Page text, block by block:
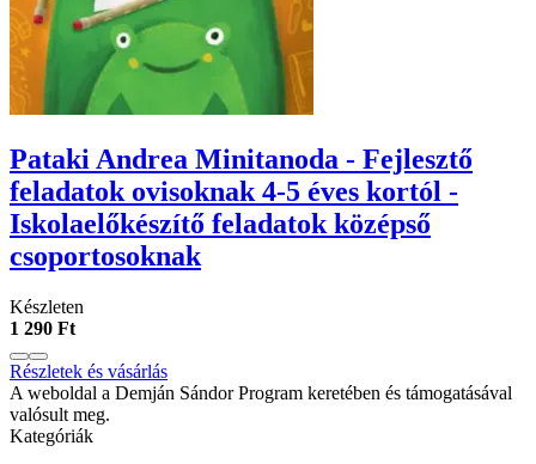
Pataki Andrea Minitanoda - Fejlesztő
feladatok ovisoknak 4-5 éves kortól -
Iskolaelőkészítő feladatok középső
csoportosoknak
Készleten
1 290 Ft
Részletek és vásárlás
A weboldal a Demján Sándor Program keretében és támogatásával
valósult meg.
Kategóriák